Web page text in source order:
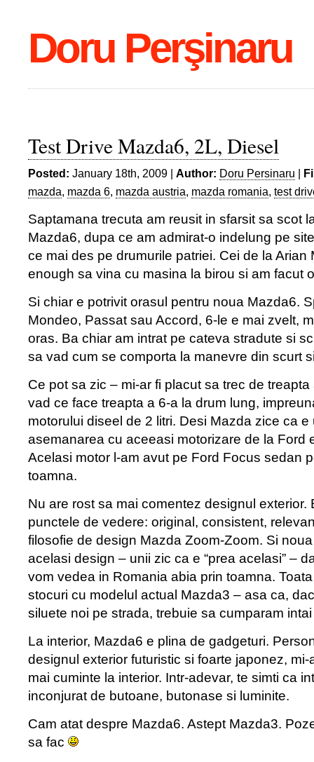
Doru Perşinaru
Test Drive Mazda6, 2L, Diesel
Posted: January 18th, 2009 | Author: Doru Persinaru |
mazda, mazda 6, mazda austria, mazda romania, test
Saptamana trecuta am reusit in sfarsit sa scot
Mazda6, dupa ce am admirat-o indelung pe
ce mai des pe drumurile patriei. Cei de la Arian
enough sa vina cu masina la birou si am facut
Si chiar e potrivit orasul pentru noua Mazda6.
Mondeo, Passat sau Accord, 6-le e mai zvelt,
oras. Ba chiar am intrat pe cateva stradute si
sa vad cum se comporta la manevre din scurt
Ce pot sa zic – mi-ar fi placut sa trec de
vad ce face treapta a 6-a la drum lung,
motorului diseel de 2 litri. Desi Mazda zice ca e
asemanarea cu aceeasi motorizare de la Ford
Acelasi motor l-am avut pe Ford Focus sedan
toamna.
Nu are rost sa mai comentez designul exterior.
punctele de vedere: original, consistent,
filosofie de design Mazda Zoom-Zoom. Si
acelasi design – unii zic ca e “prea acelasi” –
vom vedea in Romania abia prin toamna.
stocuri cu modelul actual Mazda3 – asa ca,
siluete noi pe strada, trebuie sa cumparam
La interior, Mazda6 e plina de gadgeturi.
designul exterior futuristic si foarte japonez,
mai cuminte la interior. Intr-adevar, te simti ca
inconjurat de butoane, butonase si luminite.
Cam atat despre Mazda6. Astept Mazda3.
sa fac